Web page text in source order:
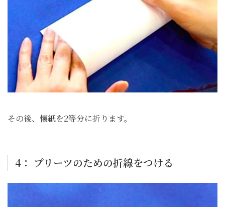
その後、懐紙を2等分に折ります。
4： プリーツのための折線をつける